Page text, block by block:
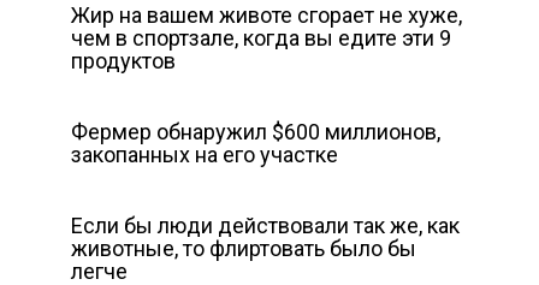
Жир на вашем животе сгорает не хуже,
чем в спортзале, когда вы едите эти 9
продуктов
Фермер обнаружил $600 миллионов,
закопанных на его участке
Если бы люди действовали так же, как
животные, то флиртовать было бы
легче